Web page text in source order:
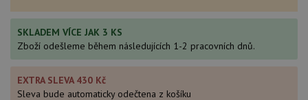
SKLADEM VÍCE JAK 3 KS
Zboží odešleme během následujících 1-2 pracovních dnů.
EXTRA SLEVA 430 Kč
Sleva bude automaticky odečtena z košíku